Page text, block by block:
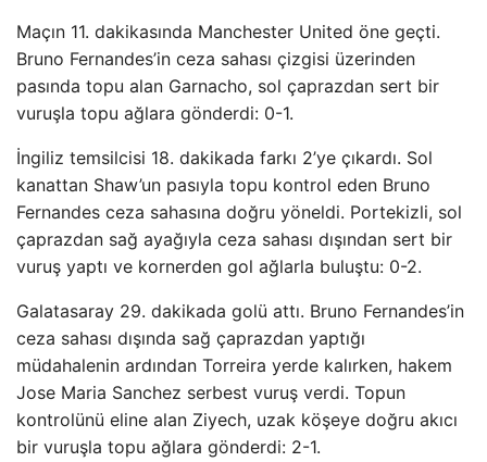
Maçın 11. dakikasında Manchester United öne geçti.
Bruno Fernandes’in ceza sahası çizgisi üzerinden
pasında topu alan Garnacho, sol çaprazdan sert bir
vuruşla topu ağlara gönderdi: 0-1.
İngiliz temsilcisi 18. dakikada farkı 2’ye çıkardı. Sol
kanattan Shaw’un pasıyla topu kontrol eden Bruno
Fernandes ceza sahasına doğru yöneldi. Portekizli, sol
çaprazdan sağ ayağıyla ceza sahası dışından sert bir
vuruş yaptı ve kornerden gol ağlarla buluştu: 0-2.
Galatasaray 29. dakikada golü attı. Bruno Fernandes’in
ceza sahası dışında sağ çaprazdan yaptığı
müdahalenin ardından Torreira yerde kalırken, hakem
Jose Maria Sanchez serbest vuruş verdi. Topun
kontrolünü eline alan Ziyech, uzak köşeye doğru akıcı
bir vuruşla topu ağlara gönderdi: 2-1.